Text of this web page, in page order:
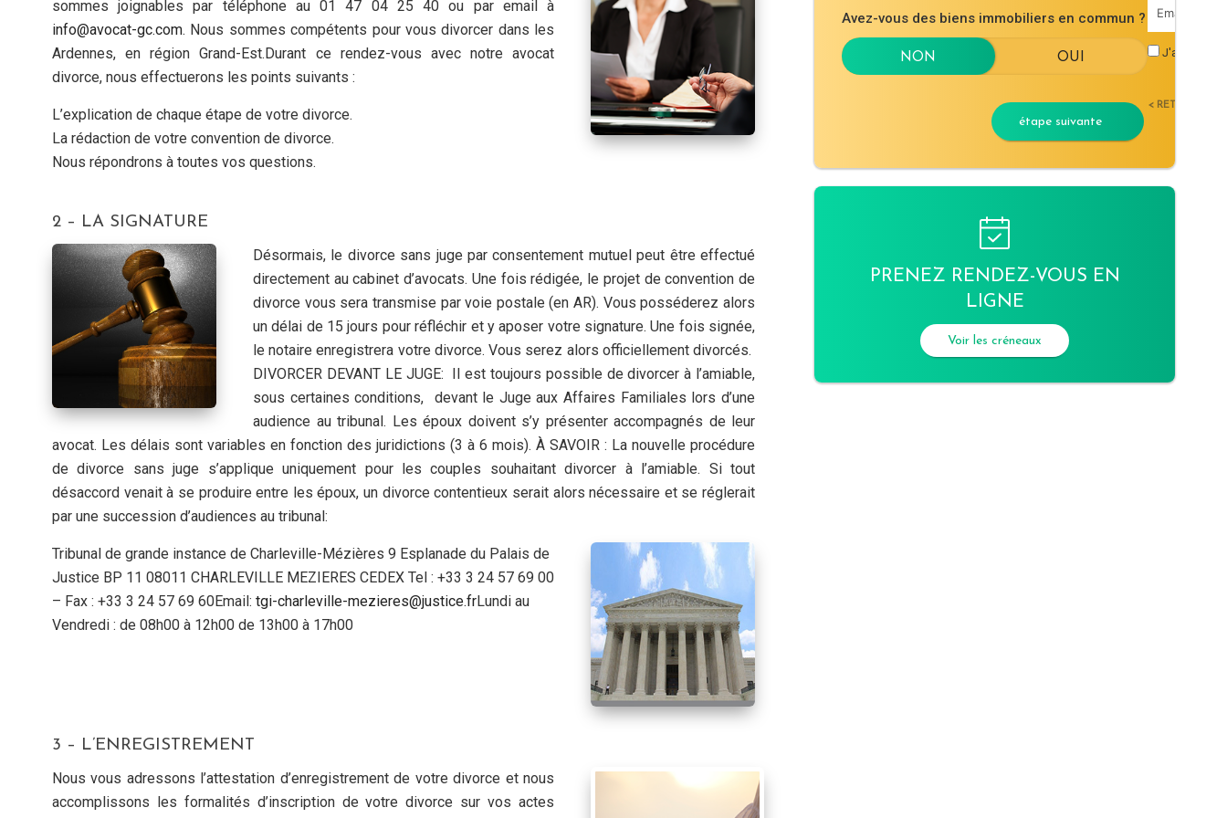
sommes joignables par téléphone au 01 47 04 25 40 ou par email à
info@avocat-gc.com. Nous sommes compétents pour vous divorcer dans les
Ardennes, en région Grand-Est.Durant ce rendez-vous avec notre avocat
divorce, nous effectuerons les points suivants :
L’explication de chaque étape de votre divorce.
La rédaction de votre convention de divorce.
Nous répondrons à toutes vos questions.
2 – LA SIGNATURE
Désormais, le divorce sans juge par consentement mutuel peut être effectué
directement au cabinet d’avocats. Une fois rédigée, le projet de convention de
divorce vous sera transmise par voie postale (en AR). Vous posséderez alors
un délai de 15 jours pour réfléchir et y aposer votre signature. Une fois signée,
le notaire enregistrera votre divorce. Vous serez alors officiellement divorcés.
DIVORCER DEVANT LE JUGE: Il est toujours possible de divorcer à l’amiable,
sous certaines conditions, devant le Juge aux Affaires Familiales lors d’une
audience au tribunal. Les époux doivent s’y présenter accompagnés de leur
avocat. Les délais sont variables en fonction des juridictions (3 à 6 mois). À SAVOIR : La nouvelle procédure
de divorce sans juge s’applique uniquement pour les couples souhaitant divorcer à l’amiable. Si tout
désaccord venait à se produire entre les époux, un divorce contentieux serait alors nécessaire et se réglerait
par une succession d’audiences au tribunal:
Tribunal de grande instance de Charleville-Mézières 9 Esplanade du Palais de
Justice BP 11 08011 CHARLEVILLE MEZIERES CEDEX Tel : +33 3 24 57 69 00
– Fax : +33 3 24 57 69 60Email: tgi-charleville-mezieres@justice.frLundi au
Vendredi : de 08h00 à 12h00 de 13h00 à 17h00
3 – L’ENREGISTREMENT
Nous vous adressons l’attestation d’enregistrement de votre divorce et nous
accomplissons les formalités d’inscription de votre divorce sur vos actes
Avez-vous des biens immobiliers en commun ?
étape suivante
J'accepte
< RETOUR
PRENEZ RENDEZ-VOUS EN
LIGNE
Voir les créneaux